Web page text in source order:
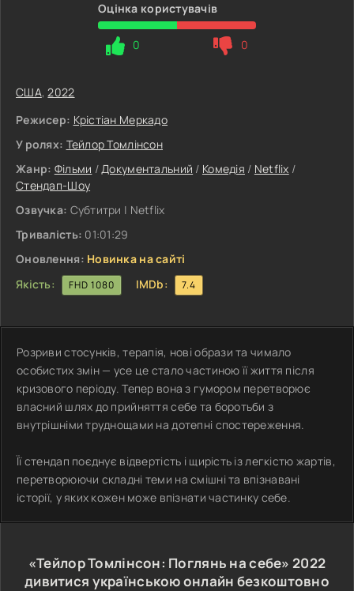
Оцінка користувачів
0 0
США,2022
Режисер: Крістіан Меркадо
У ролях: Тейлор Томлінсон
Жанр: Фільми /Документальний / Комедія / Netflix /
Стендап-Шоу
Озвучка: Субтитри | Netflix
Тривалість: 01:01:29
Оновлення: Новинка на сайті
Якість:
FHD 1080 IMDb: 7.4
Розриви стосунків, терапія, нові образи та чимало
особистих змін — усе це стало частиною її життя після
кризового періоду. Тепер вона з гумором перетворює
власний шлях до прийняття себе та боротьби з
внутрішніми труднощами на дотепні спостереження.
Її стендап поєднує відвертість і щирість із легкістю жартів,
перетворюючи складні теми на смішні та впізнавані
історії, у яких кожен може впізнати частинку себе.
«Тейлор Томлінсон: Поглянь на себе» 2022
дивитися українською онлайн безкоштовно